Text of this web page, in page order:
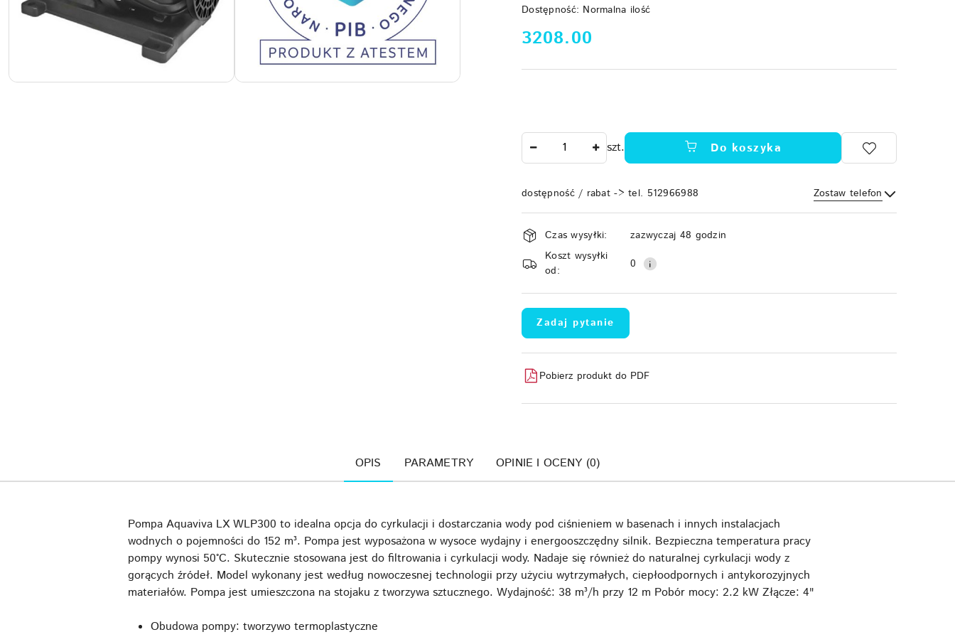
Dostępność: Normalna ilość
cena:
3208.00
szt. Do koszyka
dostępność / rabat -> tel. 512966988 Zostaw telefon
Wyślij
Dostępność
i
dostawa
Czas wysyłki:
zazwyczaj 48 godzin
Koszt wysyłki
od:
0
Zadaj pytanie
Pobierz produkt do PDF
OPIS PARAMETRY OPINIE I OCENY (0)
Pompa Aquaviva LX WLP300 to idealna opcja do cyrkulacji i dostarczania wody pod ciśnieniem w basenach i innych instalacjach
wodnych o pojemności do 152 m³. Pompa jest wyposażona w wysoce wydajny i energooszczędny silnik. Bezpieczna temperatura pracy
pompy wynosi 50°C. Skutecznie stosowana jest do filtrowania i cyrkulacji wody. Nadaje się również do naturalnej cyrkulacji wody z
gorących źródeł. Model wykonany jest według nowoczesnej technologii przy użyciu wytrzymałych, ciepłoodpornych i antykorozyjnych
materiałów. Pompa jest umieszczona na stojaku z tworzywa sztucznego. Wydajność: 38 m³/h przy 12 m Pobór mocy: 2.2 kW Złącze: 4"
Obudowa pompy: tworzywo termoplastyczne